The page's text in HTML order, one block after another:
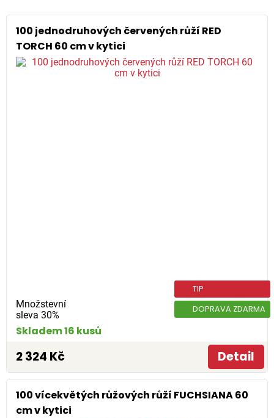
100 jednodruhových červených růží RED
TORCH 60 cm v kytici
Množstevní
sleva 30%
TIP
DOPRAVA ZDARMA
Skladem 16 kusů
2 324 Kč Detail
100 vícekvětých růžových růží FUCHSIANA 60
cm v kytici